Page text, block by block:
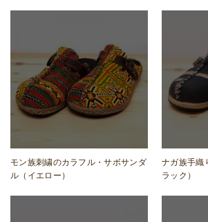
モン族刺繍のカラフル・サボサンダ
ル（イエロー）
ナガ族手織
ラック）